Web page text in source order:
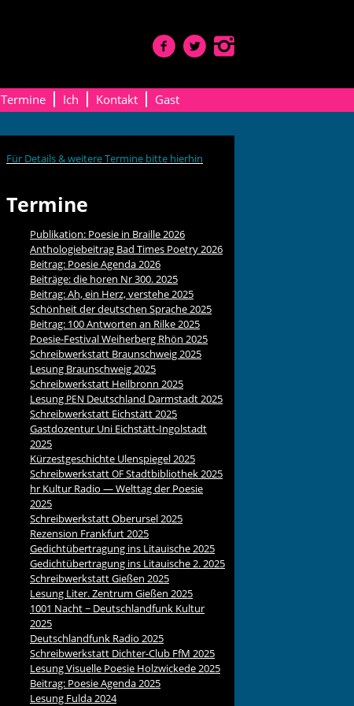
Termine Ich Kontakt
Gast
Für Details & weitere Termine bitte hierhin
Termine
Publikation: Poesie in Braille 2026
Anthologiebeitrag Bad Times Poetry 2026
Beitrag: Poesie Agenda 2026
Beiträge: die horen Nr 300. 2025
Beitrag: Ah, ein Herz, verstehe 2025
Schönheit der deutschen Sprache 2025
Beitrag: 100 Antworten an Rilke 2025
Poesie-Festival Weiherberg Rhön 2025
Schreibwerkstatt Braunschweig 2025
Lesung Braunschweig 2025
Schreibwerkstatt Heilbronn 2025
Lesung PEN Deutschland Darmstadt 2025
Schreibwerkstatt Eichstätt 2025
Gastdozentur Uni Eichstätt-Ingolstadt
2025
Kürzestgeschichte Ulenspiegel 2025
SchreibwerkstattOFStadtbibliothek 2025
hr Kultur Radio — Welttag der Poesie
2025
Schreibwerkstatt Oberursel 2025
Rezension Frankfurt 2025
Gedichtübertragung ins Litauische 2025
Gedichtübertragung ins Litauische 2. 2025
Schreibwerkstatt Gießen 2025
Lesung Liter. Zentrum Gießen 2025
1001 Nacht ~ Deutschlandfunk Kultur
2025
Deutschlandfunk Radio 2025
Schreibwerkstatt Dichter-Club FfM 2025
Lesung Visuelle Poesie Holzwickede 2025
Beitrag: Poesie Agenda 2025
Lesung Fulda 2024